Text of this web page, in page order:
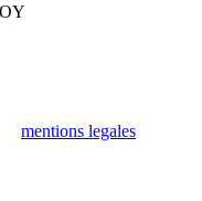
mentions legales